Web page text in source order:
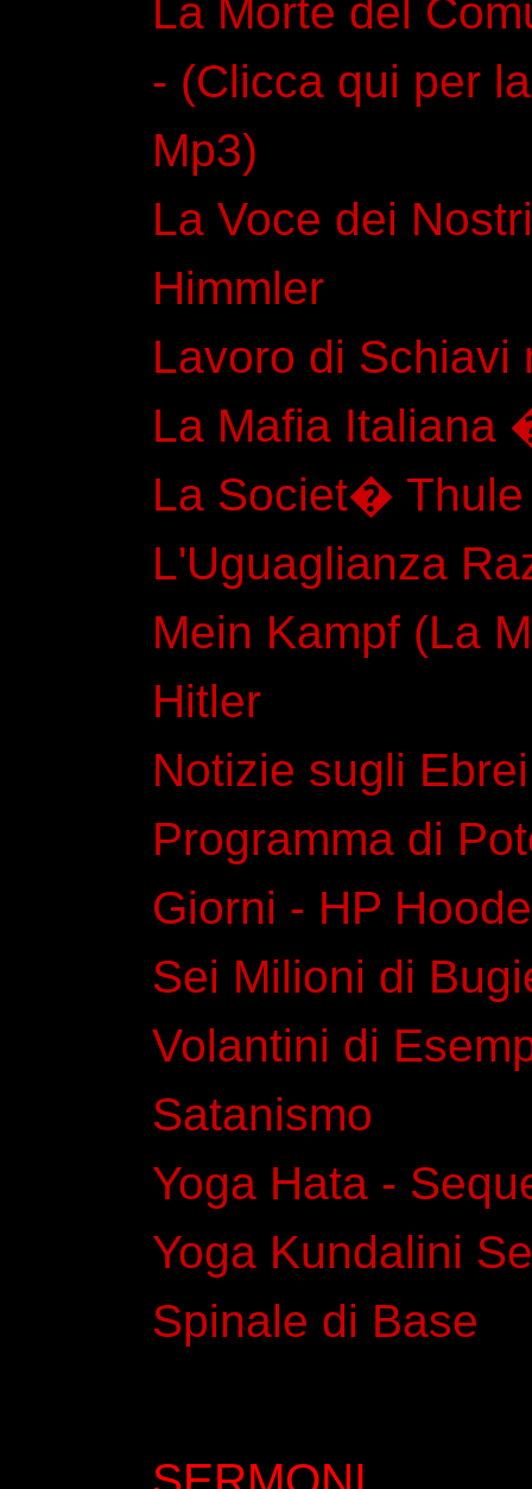
La Morte del
- (Clicca qui per
Mp3)
La Voce dei
Himmler
Lavoro di Schiavi
La Mafia Italiana
La Societ� Thule
L'Uguaglianza
Mein Kampf (La
Hitler
Notizie sugli
Programma di
Giorni - HP
Sei Milioni di
Volantini di
Satanismo
Yoga Hata -
Yoga Kundalini
Spinale di Base